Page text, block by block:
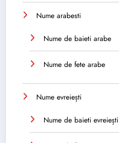
Nume arabesti
Nume de baieti arabe
Nume de fete arabe
Nume evreiești
Nume de baieti evreiești